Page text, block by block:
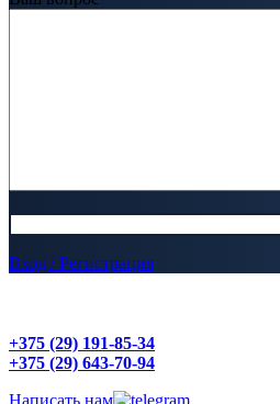
Вход / Регистрация
+375 (29) 191-85-34
+375 (29) 643-70-94
Написать нам